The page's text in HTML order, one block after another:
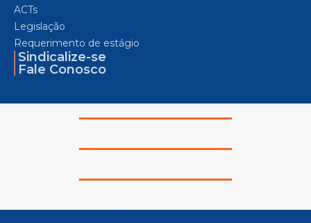
ACTs
Legislação
Requerimento de estágio
Sindicalize-se
Fale Conosco